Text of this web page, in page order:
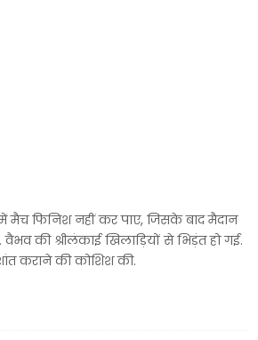
मैच फिनिश नहीं कर पाए, जिसके बाद मैदान
की श्रीलंकाई खिलाड़ियों से भिड़ंत हो गई.
कराने की कोशिश की.